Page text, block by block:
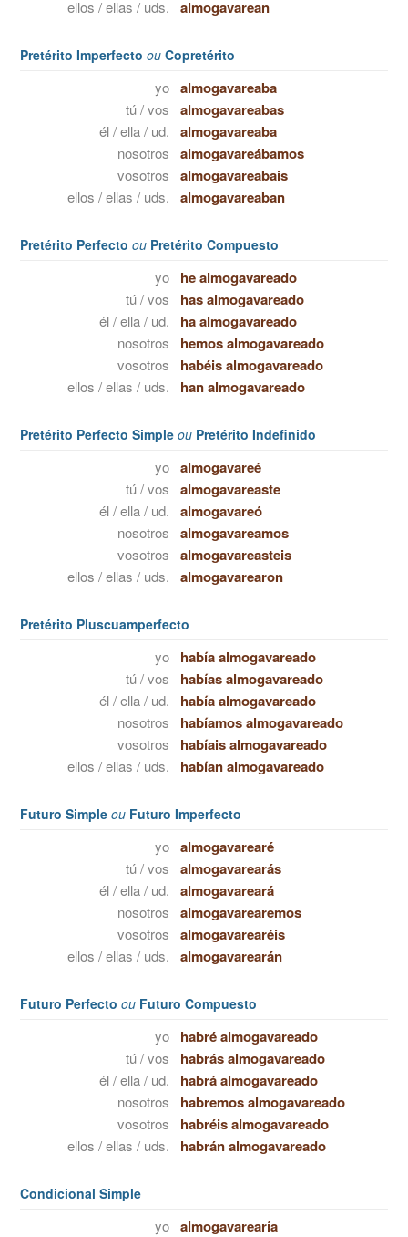
ellos / ellas / uds. almogavarean
Pretérito Imperfecto ou Copretérito
yo almogavareaba
tú / vos almogavareabas
él / ella / ud. almogavareaba
nosotros almogavareábamos
vosotros almogavareabais
ellos / ellas / uds. almogavareaban
Pretérito Perfecto ou Pretérito Compuesto
yo he almogavareado
tú / vos has almogavareado
él / ella / ud. ha almogavareado
nosotros hemos almogavareado
vosotros habéis almogavareado
ellos / ellas / uds. han almogavareado
Pretérito Perfecto Simple ou Pretérito Indefinido
yo almogavareé
tú / vos almogavareaste
él / ella / ud. almogavareó
nosotros almogavareamos
vosotros almogavareasteis
ellos / ellas / uds. almogavarearon
Pretérito Pluscuamperfecto
yo había almogavareado
tú / vos habías almogavareado
él / ella / ud. había almogavareado
nosotros habíamos almogavareado
vosotros habíais almogavareado
ellos / ellas / uds. habían almogavareado
Futuro Simple ou Futuro Imperfecto
yo almogavarearé
tú / vos almogavarearás
él / ella / ud. almogavareará
nosotros almogavarearemos
vosotros almogavarearéis
ellos / ellas / uds. almogavarearán
Futuro Perfecto ou Futuro Compuesto
yo habré almogavareado
tú / vos habrás almogavareado
él / ella / ud. habrá almogavareado
nosotros habremos almogavareado
vosotros habréis almogavareado
ellos / ellas / uds. habrán almogavareado
Condicional Simple
yo almogavarearía